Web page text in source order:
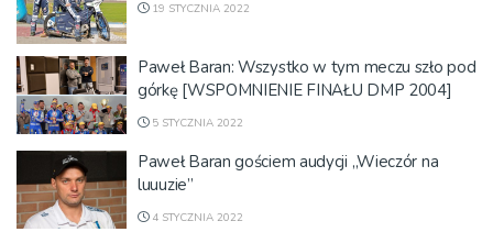
19 STYCZNIA 2022
Paweł Baran: Wszystko w tym meczu szło pod
górkę [WSPOMNIENIE FINAŁU DMP 2004]
5 STYCZNIA 2022
Paweł Baran gościem audycji „Wieczór na
luuuzie”
4 STYCZNIA 2022